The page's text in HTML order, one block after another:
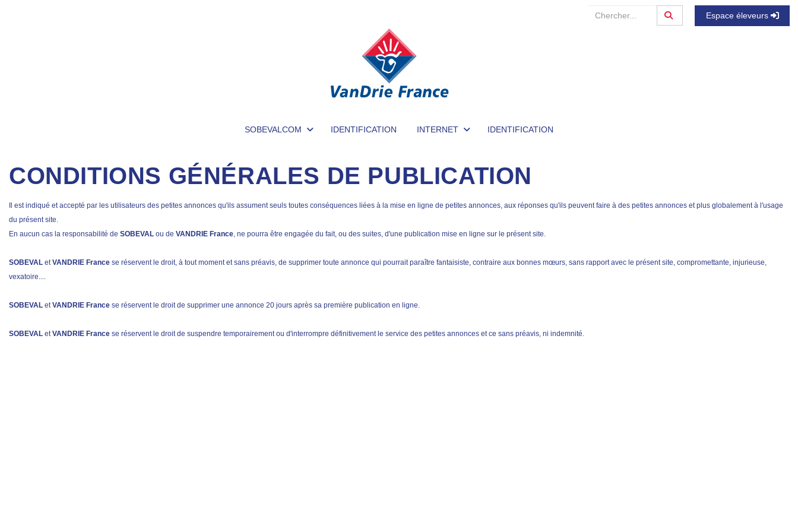
Espace éleveurs
SOBEVALCOM IDENTIFICATION INTERNET IDENTIFICATION
CONDITIONS GÉNÉRALES DE PUBLICATION
Il est indiqué et accepté par les utilisateurs des petites annonces qu'ils assument seuls toutes conséquences liées à la mise en ligne de petites annonces, aux réponses qu'ils peuvent faire à des petites annonces et plus globalement à l'usage
du présent site.
En aucun cas la responsabilité de SOBEVAL ou de VANDRIE France, ne pourra être engagée du fait, ou des suites, d'une publication mise en ligne sur le présent site.
SOBEVAL etVANDRIE France se réservent le droit, à tout moment et sans préavis, de supprimer toute annonce qui pourrait paraître fantaisiste, contraire aux bonnes mœurs, sans rapport avec le présent site, compromettante, injurieuse,
vexatoire....
SOBEVAL etVANDRIE France se réservent le droit de supprimer une annonce 20 jours après sa première publication en ligne.
SOBEVAL etVANDRIE France se réservent le droit de suspendre temporairement ou d'interrompre définitivement le service des petites annonces et ce sans préavis, ni indemnité.